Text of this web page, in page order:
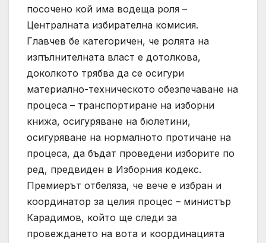
посочено кой има водеща роля –
Централната избирателна комисия.
Главчев бе категоричен, че ролята на
изпълнителната власт е дотолкова,
доколкото трябва да се осигури
материално-техническото обезпечаване на
процеса – транспортиране на изборни
книжа, осигуряване на бюлетини,
осигуряване на нормалното протичане на
процеса, да бъдат проведени изборите по
ред, предвиден в Изборния кодекс.
Премиерът отбеляза, че вече е избран и
координатор за целия процес – министър
Карадимов, който ще следи за
провеждането на вота и координацията